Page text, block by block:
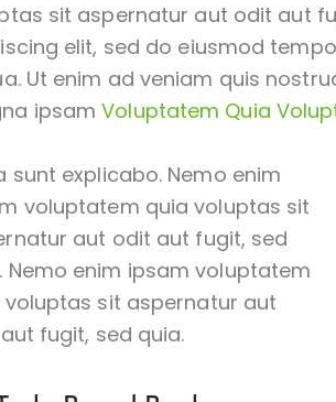
sit aspernatur aut odit aut
elit, sed do eiusmod
Ut enim ad veniam quis
ipsamVoluptatem Quia
sunt explicabo. Nemo enim
voluptatem quia voluptas sit
aut odit aut fugit, sed
Nemo enim ipsam voluptatem
voluptas sit aspernatur aut
fugit, sed quia.